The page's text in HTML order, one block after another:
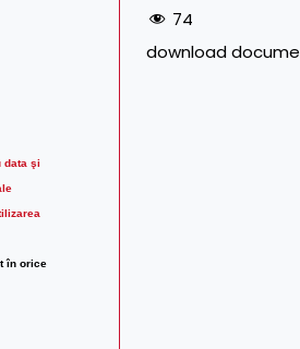
data şi
în orice
74
download